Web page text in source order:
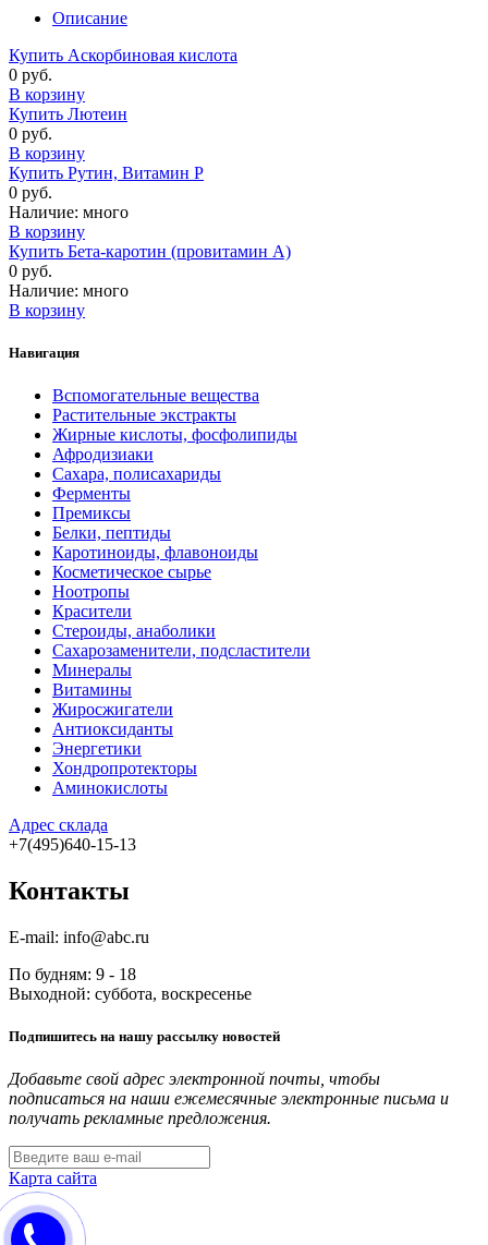
Описание
Купить Аскорбиновая кислота
0 руб.
В корзину
Купить Лютеин
0 руб.
В корзину
Купить Рутин, Витамин Р
0 руб.
Наличие: много
В корзину
Купить Бета-каротин (провитамин А)
0 руб.
Наличие: много
В корзину
Навигация
Вспомогательные вещества
Растительные экстракты
Жирные кислоты, фосфолипиды
Афродизиаки
Сахара, полисахариды
Ферменты
Премиксы
Белки, пептиды
Каротиноиды, флавоноиды
Косметическое сырье
Ноотропы
Красители
Стероиды, анаболики
Сахарозаменители, подсластители
Минералы
Витамины
Жиросжигатели
Антиоксиданты
Энергетики
Хондропротекторы
Аминокислоты
Адрес склада
+7(495)640-15-13
Контакты
E-mail: info@abc.ru
По будням: 9 - 18
Выходной: суббота, воскресенье
Подпишитесь на нашу рассылку новостей
Добавьте свой адрес электронной почты, чтобы
подписаться на наши ежемесячные электронные письма и
получать рекламные предложения.
Карта сайта